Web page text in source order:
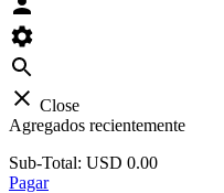
Close
Agregados recientemente
Sub-Total: USD 0.00
Pagar